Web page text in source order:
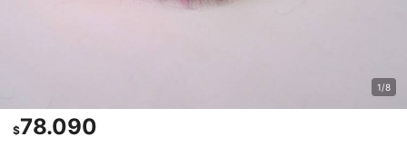
1/8
$78.090